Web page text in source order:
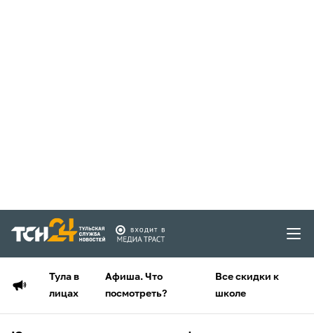
Тула в
лицах
Афиша. Что
посмотреть?
Все скидки к
школе